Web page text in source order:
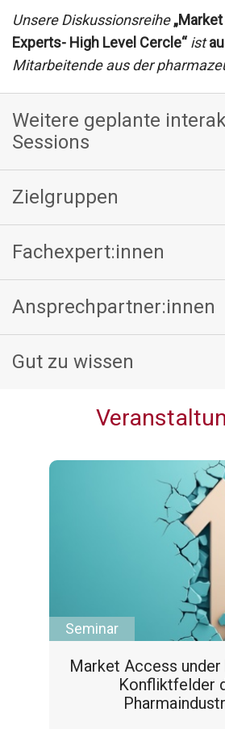
Unsere Diskussionsreihe
Experts- High Level Cercle“ ist
Mitarbeitende aus der
Weitere geplante
Sessions
Zielgruppen
Fachexpert:innen
Ansprechpartner:innen
Gut zu wissen
Seminar
Market Access under
Konfliktfelder